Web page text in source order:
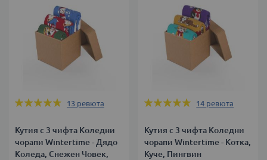
Оценка:
13 ревюта
Кутия с 3 чифта Коледни
чорапи Wintertime - Дядо
Коледа, Снежен Човек,
Оценка:
14 ревюта
Кутия с 3 чифта Коледни
чорапи Wintertime - Котка,
Куче, Пингвин